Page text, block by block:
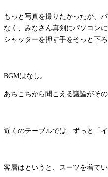
もっと写真を撮りたかったが、
なく、みなさん真剣にパソコン
シャッターを押す手をそっと下ろ
BGMはなし。
あちこちから聞こえる議論がその
近くのテーブルでは、ずっと「
客層はというと、スーツを着て